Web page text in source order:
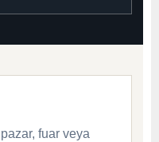
fuar veya